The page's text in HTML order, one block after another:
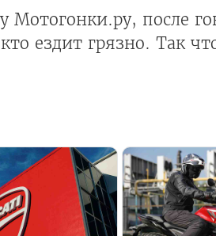
Мотогонки.ру, после
ездит грязно. Так